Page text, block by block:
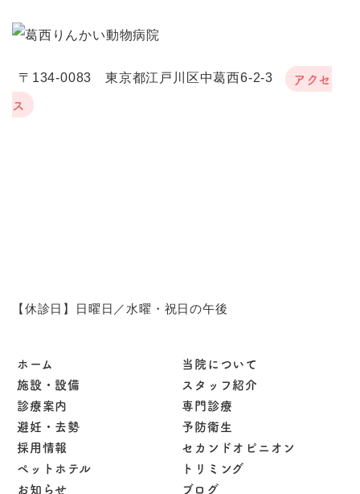
〒134-0083 東京都江戸川区中葛西6-2-3
アクセ
ス
【休診日】日曜日／水曜・祝日の午後
ホーム
当院について
施設・設備
スタッフ紹介
診療案内
専門診療
避妊・去勢
予防衛生
採用情報
セカンドオピニオン
ペットホテル
トリミング
お知らせ
ブログ